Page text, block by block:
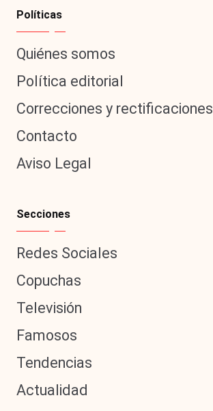
Políticas
Quiénes somos
Política editorial
Correcciones y rectificaciones
Contacto
Aviso Legal
Secciones
Redes Sociales
Copuchas
Televisión
Famosos
Tendencias
Actualidad